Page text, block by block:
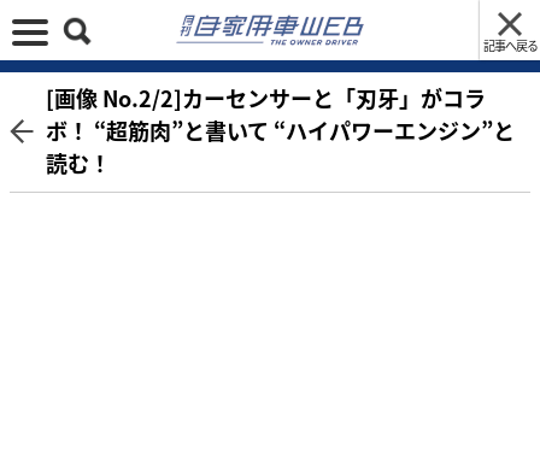
記事へ戻る
[画像 No.2/2]カーセンサーと「刃牙」がコラ
ボ！ “超筋肉”と書いて “ハイパワーエンジン”と
読む！